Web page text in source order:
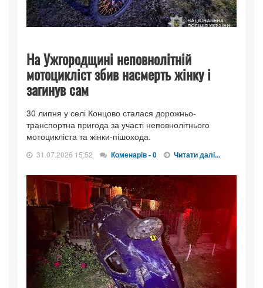
На Ужгородщині неповнолітній
мотоцикліст збив насмерть жінку і
загинув сам
30 липня у селі Концово сталася дорожньо-
транспортна пригода за участі неповнолітнього
мотоцикліста та жінки-пішохода.
31.07.2026 15:52 Коменарів - 0 Читати далі...